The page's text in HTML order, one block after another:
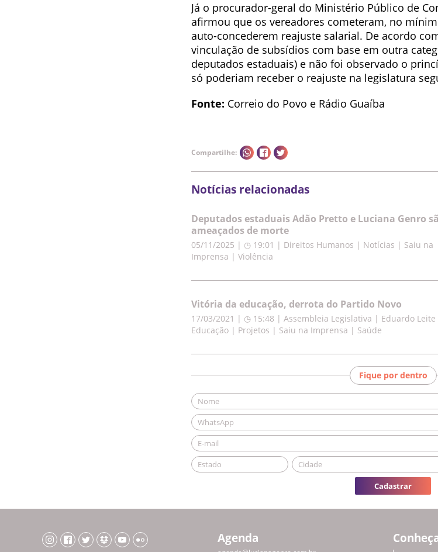
Já o procurador-geral do Ministério Público de
afirmou que os vereadores cometeram, no
auto-concederem reajuste salarial. De acordo
vinculação de subsídios com base em outra
deputados estaduais) e não foi observado o
só poderiam receber o reajuste na legislatura
Fonte: Correio do Povo e Rádio Guaíba
Compartilhe:
Notícias relacionadas
Deputados estaduais Adão Pretto e Luciana Genro
ameaçados de morte
05/11/2025 | ◷ 19:01 | Direitos Humanos | Notícias | Saiu na
Imprensa | Violência
Vitória da educação, derrota do Partido Novo
17/03/2021 | ◷ 15:48 | Assembleia Legislativa | Eduardo Leite
Educação | Projetos | Saiu na Imprensa | Saúde
Fique por dentro
Cadastrar
Agenda